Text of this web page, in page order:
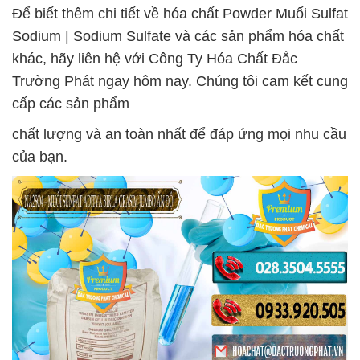
Để biết thêm chi tiết về hóa chất Powder Muối Sulfat
Sodium | Sodium Sulfate và các sản phẩm hóa chất
khác, hãy liên hệ với Công Ty Hóa Chất Đắc
Trường Phát ngay hôm nay. Chúng tôi cam kết cung
cấp các sản phẩm
chất lượng và an toàn nhất để đáp ứng mọi nhu cầu
của bạn.